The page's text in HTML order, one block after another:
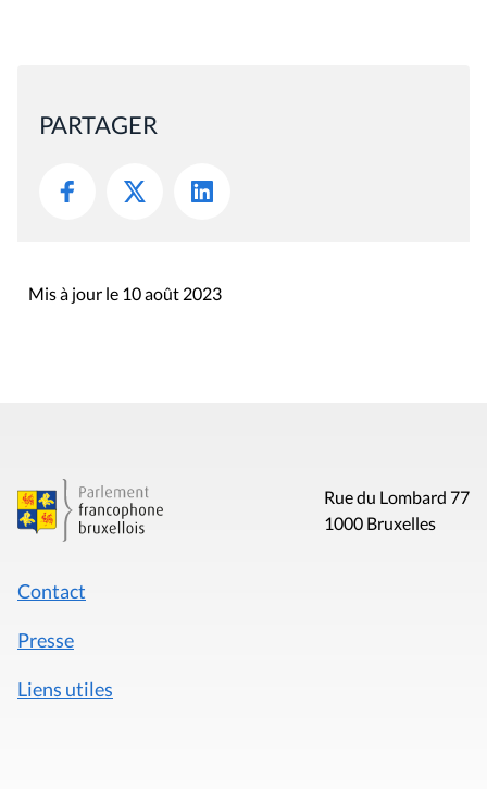
PARTAGER
Mis à jour le 10 août 2023
Rue du Lombard 77
1000 Bruxelles
Contact
Presse
Liens utiles